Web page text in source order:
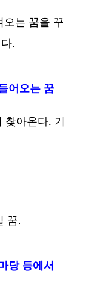
오는 꿈을 꾸
.
어오는 꿈
찾아온다. 기
꿈.
당 등에서